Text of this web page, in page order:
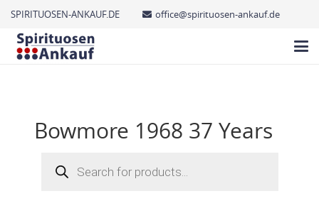
SPIRITUOSEN-ANKAUF.DE office@spirituosen-ankauf.de
Bowmore 1968 37 Years
search